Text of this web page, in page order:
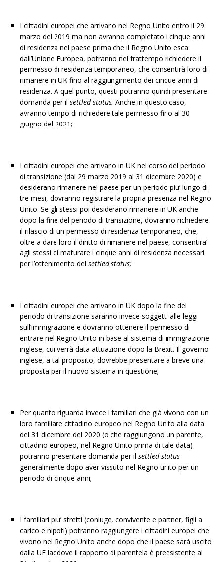
I cittadini europei che arrivano nel Regno Unito entro il 29
marzo del 2019 ma non avranno completato i cinque anni
di residenza nel paese prima che il Regno Unito esca
dall’Unione Europea, potranno nel frattempo richiedere il
permesso di residenza temporaneo, che consentirà loro di
rimanere in UK fino al raggiungimento dei cinque anni di
residenza. A quel punto, questi potranno quindi presentare
domanda per il settled status. Anche in questo caso,
avranno tempo di richiedere tale permesso fino al 30
giugno del 2021;
I cittadini europei che arrivano in UK nel corso del periodo
di transizione (dal 29 marzo 2019 al 31 dicembre 2020) e
desiderano rimanere nel paese per un periodo piu’ lungo di
tre mesi, dovranno registrare la propria presenza nel Regno
Unito. Se gli stessi poi desiderano rimanere in UK anche
dopo la fine del periodo di transizione, dovranno richiedere
il rilascio di un permesso di residenza temporaneo, che,
oltre a dare loro il diritto di rimanere nel paese, consentira’
agli stessi di maturare i cinque anni di residenza necessari
per l’ottenimento del settled status;
I cittadini europei che arrivano in UK dopo la fine del
periodo di transizione saranno invece soggetti alle leggi
sull’immigrazione e dovranno ottenere il permesso di
entrare nel Regno Unito in base al sistema di immigrazione
inglese, cui verrà data attuazione dopo la Brexit. Il governo
inglese, a tal proposito, dovrebbe presentare a breve una
proposta per il nuovo sistema in questione;
Per quanto riguarda invece i familiari che già vivono con un
loro familiare cittadino europeo nel Regno Unito alla data
del 31 dicembre del 2020 (o che raggiungono un parente,
cittadino europeo, nel Regno Unito prima di tale data)
potranno presentare domanda per il settled status
generalmente dopo aver vissuto nel Regno unito per un
periodo di cinque anni;
I familiari piu’ stretti (coniuge, convivente e partner, figli a
carico e nipoti) potranno raggiungere i cittadini europei che
vivono nel Regno Unito anche dopo che il paese sarà uscito
dalla UE laddove il rapporto di parentela è preesistente al